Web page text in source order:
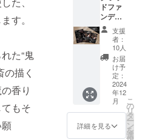
す。
た“鬼
描く
香り
もそ
ディン
グ特典
として
の非売
品ポス
トカー
ドは同
梱して
お届け
いたし
ます
す。 ◆
サイズ
◆
420mm
×594m
m(A2サ
イズ) ★
クラウ
ドファ
ンディ
ング特
典とし
ての非
やって
くる!!!
どうぞ
お迎え
をして
あげて
くださ
い♡ ◆
サイズ
100mm
×140m
m ★ク
ドファ
ンディ
ング限
定 【北
斎夢幻
お楽し
み3点
セッ
ト】 北
斎夢幻
の作品
をお得
に手に
入れる
支援
者：
10人
お届
け予
定：
2024
年12
月
詳細を見る
こ
の
リ
タ
ー
ン
を
選